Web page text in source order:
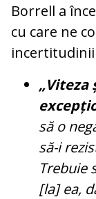
Borrell a
cu care ne
incertitudinii
„Viteza
să o
să-i
Trebuie
[la] ea,